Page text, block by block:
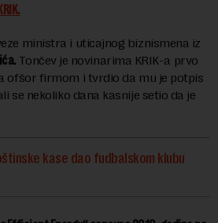
ministra i uticajnog biznismena iz
Tončev je novinarima KRIK-a prvo
ofšor firmom i tvrdio da mu je potpis
se nekoliko dana kasnije setio da je
kase dao fudbalskom klubu